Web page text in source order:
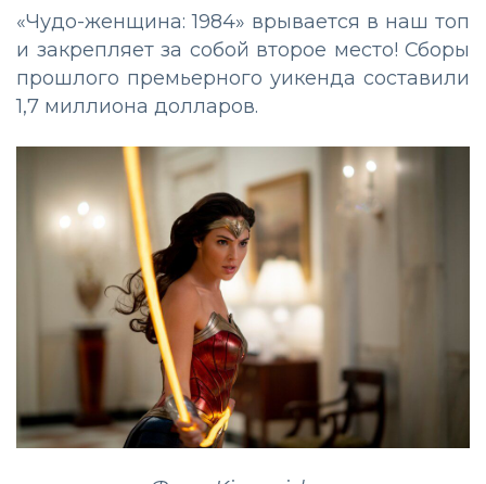
«Чудо-женщина: 1984» врывается в наш топ
и закрепляет за собой второе место! Сборы
прошлого премьерного уикенда составили
1,7 миллиона долларов.